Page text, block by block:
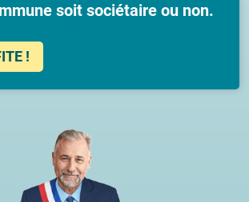
soit sociétaire ou non.
!